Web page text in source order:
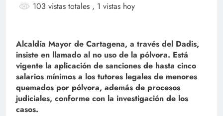
103 vistas totales , 1 vistas hoy
Alcaldía Mayor de Cartagena, a través del Dadis,
insiste en llamado al no uso de la pólvora. Está
vigente la aplicación de sanciones de hasta cinco
salarios mínimos a los tutores legales de menores
quemados por pólvora, además de procesos
judiciales, conforme con la investigación de los
casos.